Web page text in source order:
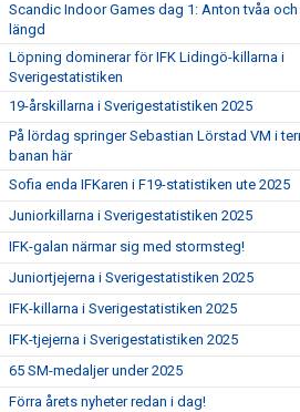
Scandic Indoor Games dag 1: Anton tvåa och
längd
Löpning dominerar för IFK Lidingö-killarna i
Sverigestatistiken
19-årskillarna i Sverigestatistiken 2025
På lördag springer Sebastian Lörstad VM i
banan här
Sofia enda IFKaren i F19-statistiken ute 2025
Juniorkillarna i Sverigestatistiken 2025
IFK-galan närmar sig med stormsteg!
Juniortjejerna i Sverigestatistiken 2025
IFK-killarna i Sverigestatistiken 2025
IFK-tjejerna i Sverigestatistiken 2025
65 SM-medaljer under 2025
Förra årets nyheter redan i dag!